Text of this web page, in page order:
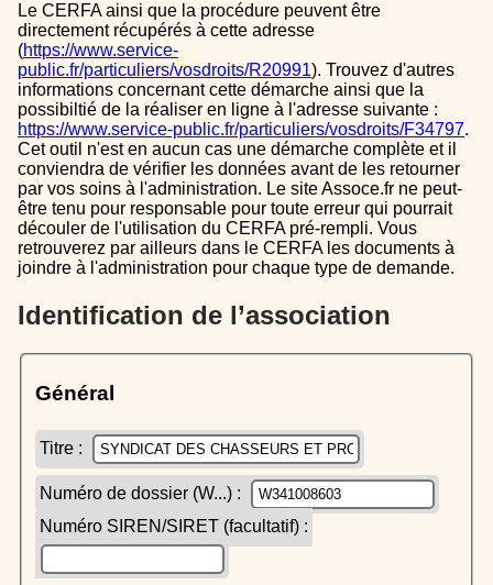
Le CERFA ainsi que la procédure peuvent être
directement récupérés à cette adresse
(https://www.service-
public.fr/particuliers/vosdroits/R20991). Trouvez d'autres
informations concernant cette démarche ainsi que la
possibiltié de la réaliser en ligne à l'adresse suivante :
https://www.service-public.fr/particuliers/vosdroits/F34797.
Cet outil n'est en aucun cas une démarche complète et il
conviendra de vérifier les données avant de les retourner
par vos soins à l'administration. Le site Assoce.fr ne peut-
être tenu pour responsable pour toute erreur qui pourrait
découler de l'utilisation du CERFA pré-rempli. Vous
retrouverez par ailleurs dans le CERFA les documents à
joindre à l'administration pour chaque type de demande.
Identification de l’association
Général
Titre :
Numéro de dossier (W...) :
Numéro SIREN/SIRET (facultatif) :